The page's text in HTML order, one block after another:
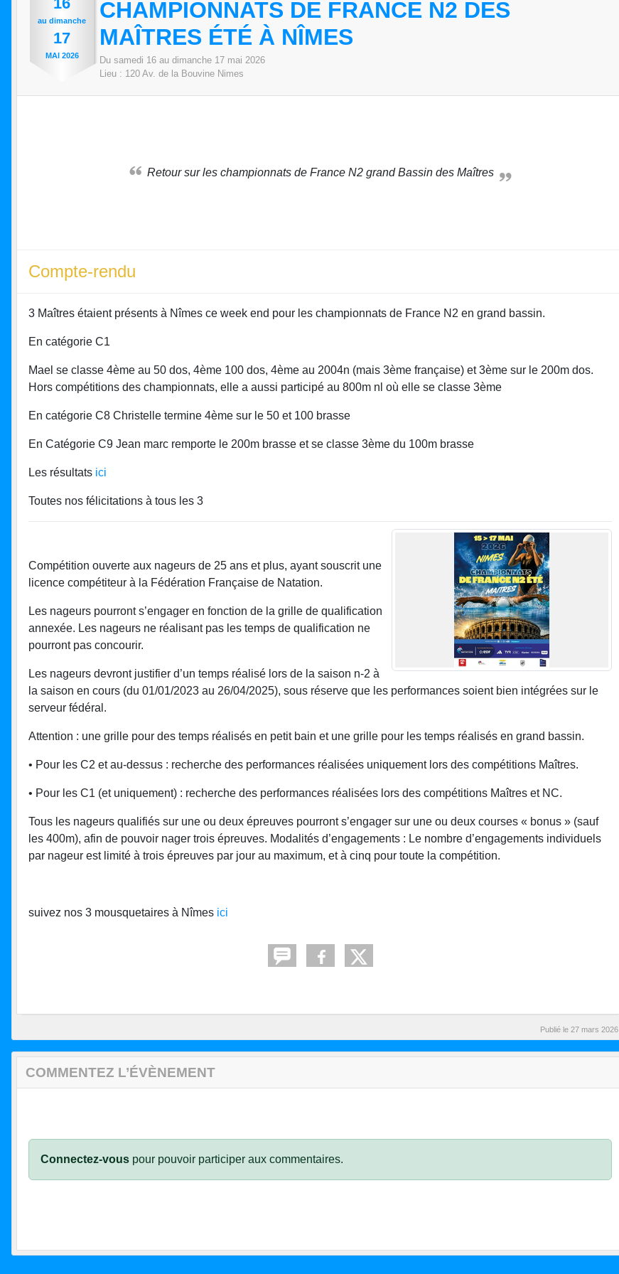
au dimanche
17
MAI 2026
CHAMPIONNATS DE FRANCE N2 DES
MAÎTRES ÉTÉ À NÎMES
Du samedi 16 au dimanche 17 mai 2026
Lieu : 120 Av. de la Bouvine Nimes
Retour sur les championnats de France N2 grand Bassin des Maîtres
Compte-rendu
3 Maîtres étaient présents à Nîmes ce week end pour les championnats de France N2 en grand bassin.
En catégorie C1
Mael se classe 4ème au 50 dos, 4ème 100 dos, 4ème au 2004n (mais 3ème française) et 3ème sur le 200m dos.
Hors compétitions des championnats, elle a aussi participé au 800m nl où elle se classe 3ème
En catégorie C8 Christelle termine 4ème sur le 50 et 100 brasse
En Catégorie C9 Jean marc remporte le 200m brasse et se classe 3ème du 100m brasse
Les résultats ici
Toutes nos félicitations à tous les 3
Compétition ouverte aux nageurs de 25 ans et plus, ayant souscrit une
licence compétiteur à la Fédération Française de Natation.
Les nageurs pourront s’engager en fonction de la grille de qualification
annexée. Les nageurs ne réalisant pas les temps de qualification ne
pourront pas concourir.
Les nageurs devront justifier d’un temps réalisé lors de la saison n-2 à
la saison en cours (du 01/01/2023 au 26/04/2025), sous réserve que les performances soient bien intégrées sur le
serveur fédéral.
Attention : une grille pour des temps réalisés en petit bain et une grille pour les temps réalisés en grand bassin.
• Pour les C2 et au-dessus : recherche des performances réalisées uniquement lors des compétitions Maîtres.
• Pour les C1 (et uniquement) : recherche des performances réalisées lors des compétitions Maîtres et NC.
Tous les nageurs qualifiés sur une ou deux épreuves pourront s’engager sur une ou deux courses « bonus » (sauf
les 400m), afin de pouvoir nager trois épreuves. Modalités d’engagements : Le nombre d’engagements individuels
par nageur est limité à trois épreuves par jour au maximum, et à cinq pour toute la compétition.
suivez nos 3 mousquetaires à Nîmes ici
Publié le 27 mars 2026
COMMENTEZ L’ÉVÈNEMENT
Connectez-vous pour pouvoir participer aux commentaires.